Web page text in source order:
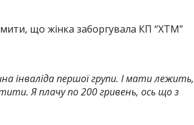
що жінка заборгувала КП “ХТМ”
інваліда першої групи. І мати лежить,
Я плачу по 200 гривень, ось що з